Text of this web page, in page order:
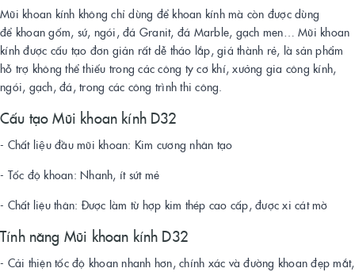
Mũi khoan kính không chỉ dùng để khoan kính mà còn được dùng
để khoan gốm, sứ, ngói, đá Granit, đá Marble, gạch men… Mũi khoan
kính được cấu tạo đơn giản rất dễ tháo lắp, giá thành rẻ, là sản phẩm
hỗ trợ không thể thiếu trong các công ty cơ khí, xưởng gia công kính,
ngói, gạch, đá, trong các công trình thi công.
Cấu tạo Mũi khoan kính D32
- Chất liệu đầu mũi khoan: Kim cương nhân tạo
- Tốc độ khoan: Nhanh, ít sứt mẻ
- Chất liệu thân: Được làm từ hợp kim thép cao cấp, được xi cát mờ
Tính năng Mũi khoan kính D32
- Cải thiện tốc độ khoan nhanh hơn, chính xác và đường khoan đẹp mắt,